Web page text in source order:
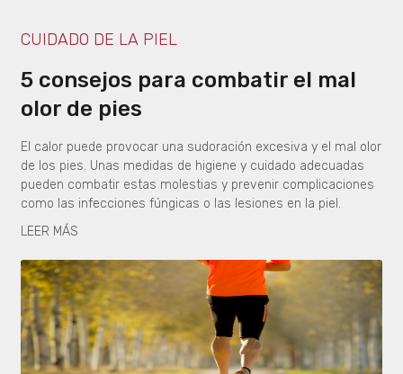
CUIDADO DE LA PIEL
5 consejos para combatir el mal
olor de pies
El calor puede provocar una sudoración excesiva y el mal olor
de los pies. Unas medidas de higiene y cuidado adecuadas
pueden combatir estas molestias y prevenir complicaciones
como las infecciones fúngicas o las lesiones en la piel.
LEER MÁS